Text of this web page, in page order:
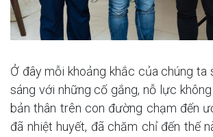
Ở đây mỗi khoảng khắc của chúng
sáng với những cố gắng, nỗ lực
bản thân trên con đường chạm đến
đã nhiệt huyết, đã chăm chỉ đến thế